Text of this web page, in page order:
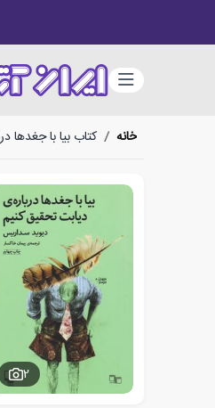
دسته‌بندی
خانه / کتاب بیا با جغدها
2